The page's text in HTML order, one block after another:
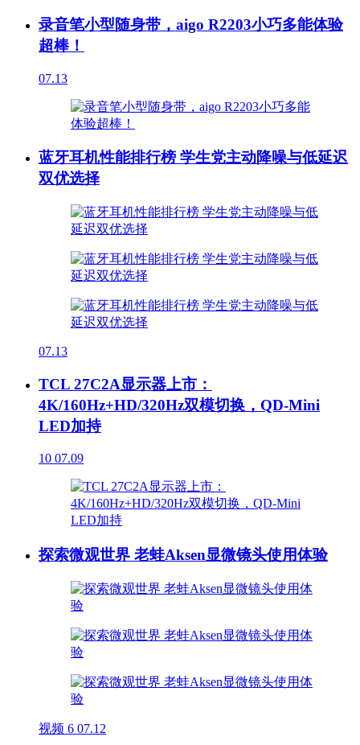
录音笔小型随身带，aigo R2203小巧多能体验
超棒！
07.13
蓝牙耳机性能排行榜 学生党主动降噪与低延迟
双优选择
07.13
TCL 27C2A显示器上市：
4K/160Hz+HD/320Hz双模切换，QD-Mini
LED加持
10 07.09
探索微观世界 老蛙Aksen显微镜头使用体验
视频 6 07.12